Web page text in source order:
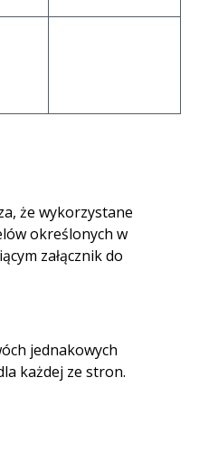
że wykorzystane
określonych w
załącznik do
jednakowych
każdej ze stron.